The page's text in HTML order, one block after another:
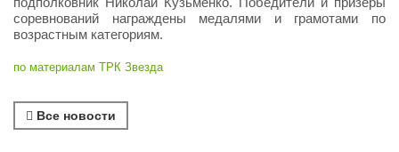
соревнований награждены медалями и грамотами по
возрастным категориям.
по материалам ТРК Звезда
Все новости